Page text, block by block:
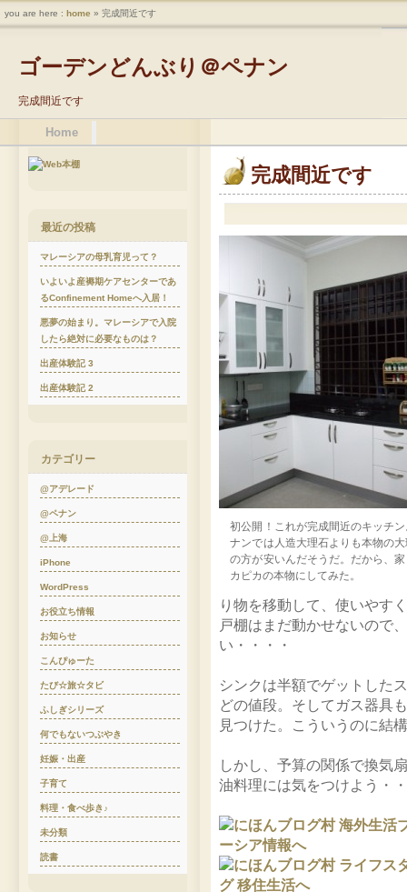
ゴーデンどんぶり＠ペナン
完成間近です
Home
完成間近です
初公開！これが完成間近のキッチ
ナンでは人造大理石よりも本物の
の方が安いんだそうだ。だから、
カピカの本物にしてみた。
り物を移動して、使いやす
戸棚はまだ動かせないので
い・・・・
シンクは半額でゲットした
どの値段。そしてガス器具
見つけた。こういうのに結
しかし、予算の関係で換気
油料理には気をつけよう・
最近の投稿
マレーシアの母乳育児って？
いよいよ産褥期ケアセンターであ
るConfinement Homeへ入居！
悪夢の始まり。マレーシアで入院
したら絶対に必要なものは？
出産体験記 3
出産体験記 2
カテゴリー
@アデレード
@ペナン
@上海
iPhone
WordPress
お役立ち情報
お知らせ
こんぴゅーた
たび☆旅☆タビ
ふしぎシリーズ
何でもないつぶやき
妊娠・出産
子育て
料理・食べ歩き♪
未分類
読書
you are here : home » 完成間近です